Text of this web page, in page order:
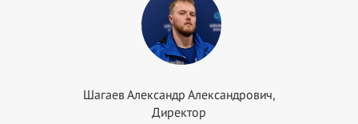
Шагаев Александр Александрович,
Директор